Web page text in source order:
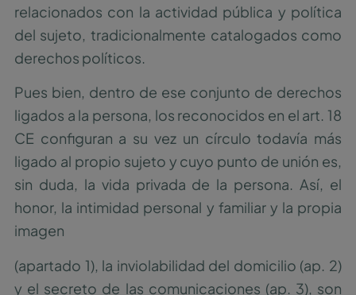
relacionados con la actividad pública y política
del sujeto, tradicionalmente catalogados como
derechos políticos.
Pues bien, dentro de ese conjunto de derechos
ligados a la persona, los reconocidos en el art. 18
CE configuran a su vez un círculo todavía más
ligado al propio sujeto y cuyo punto de unión es,
sin duda, la vida privada de la persona. Así, el
honor, la intimidad personal y familiar y la propia
imagen
(apartado 1), la inviolabilidad del domicilio (ap. 2)
y el secreto de las comunicaciones (ap. 3), son